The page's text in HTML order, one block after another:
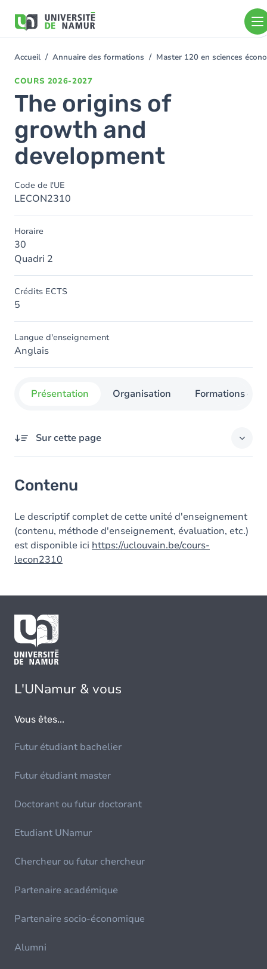
contenu
You
Accueil Annuaire des formations Master 120 en sciences
COURS 2026-2027
The origins of
growth and
development
Code de l'UE
LECON2310
Horaire
30
Quadri 2
Crédits ECTS
5
Langue d'enseignement
Anglais
Présentation Organisation Formations
Sur cette page
Contenu
Le descriptif complet de cette unité d'enseignement
(contenu, méthode d'enseignement, évaluation, etc.)
est disponible ici https://uclouvain.be/cours-
lecon2310
L'UNamur & vous
Vous êtes...
Futur étudiant bachelier
Futur étudiant master
Doctorant ou futur doctorant
Etudiant UNamur
Chercheur ou futur chercheur
Partenaire académique
Partenaire socio-économique
Alumni